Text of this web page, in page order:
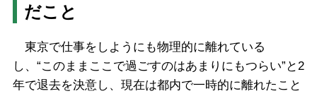
だこと
東京で仕事をしようにも物理的に離れている
し、“このままここで過ごすのはあまりにもつらい”と2
年で退去を決意し、現在は都内で一時的に離れたこと